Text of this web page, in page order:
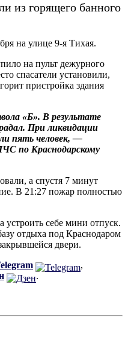
из горящего банного
на улице 9-я Тихая.
на пульт дежурного
спасатели установили,
пристройка здания
«Б». В результате
При ликвидации
пять человек, —
по Краснодарскому
а спустя 7 минут
В 21:27 пожар полностью
себе мини отпуск.
отдыха под Краснодаром
двери.
,
.